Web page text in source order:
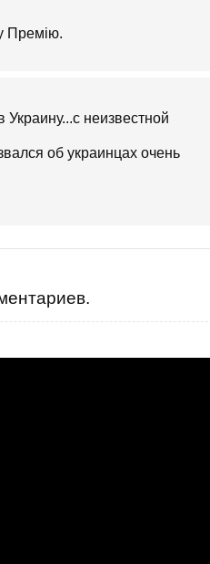
Премію.
неизвестной
об украинцах очень